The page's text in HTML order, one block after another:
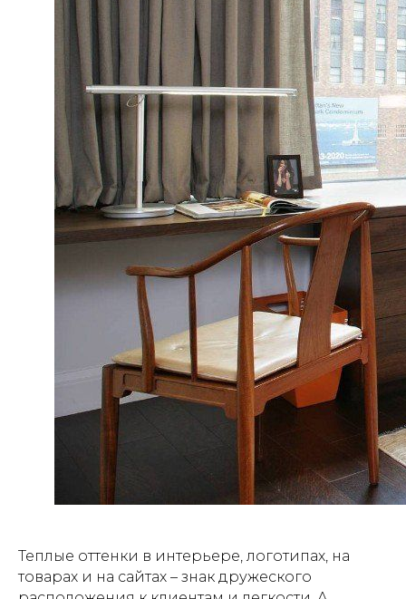
Теплые оттенки в интерьере, логотипах, на
товарах и на сайтах – знак дружеского